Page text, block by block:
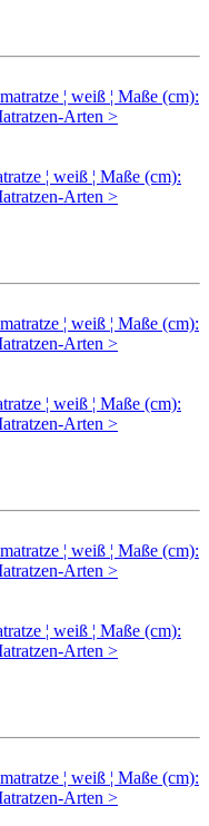
¦ weiß ¦ Maße (cm):
Arten >
¦ weiß ¦ Maße (cm):
Arten >
¦ weiß ¦ Maße (cm):
Arten >